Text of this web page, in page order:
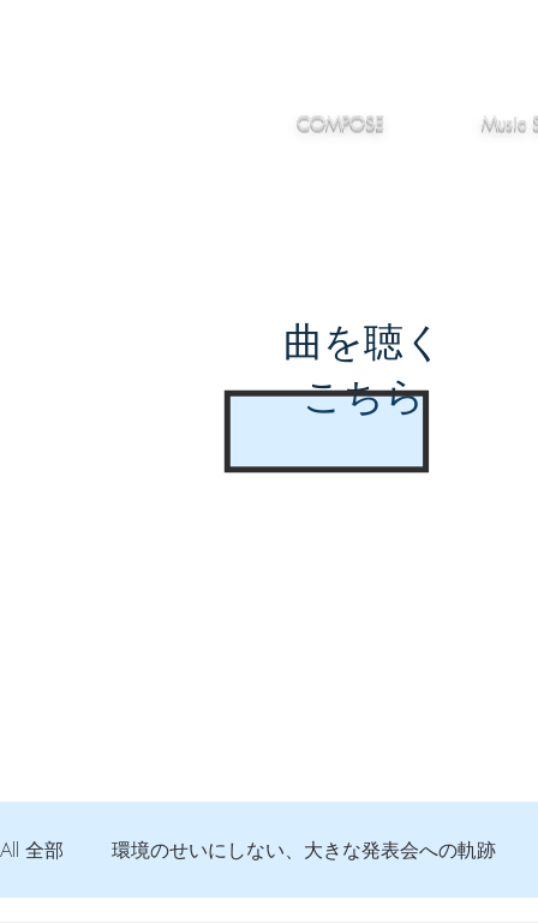
COMPOSE Music
曲を聴く
こちら
All 全部 環境のせいにしない、大きな発表会への軌跡